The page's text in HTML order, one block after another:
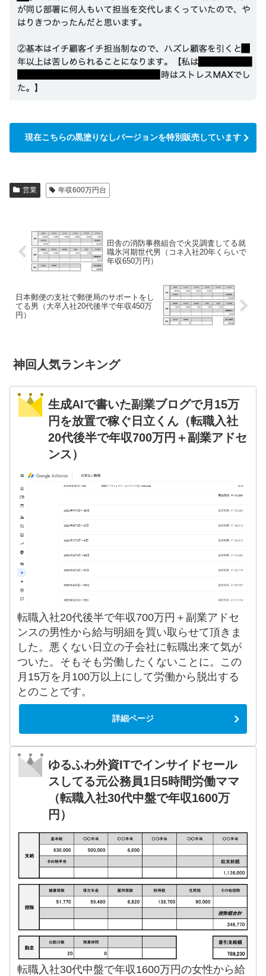
現在こちらの黒塗りなしバージョンを特別販売しています
営業 年収600万円台
田舎の消防事務組合で火災調査してる就
職氷河期世代男（コネ入社20年くらいで
年収650万円）
日本郵便の支社で郵便局のサポートをし
てる男（大卒入社20代後半で年収450万
円）
神回人気ランキング
生成AIで書いた副業ブログで月15万
円を放置で稼ぐ日立くん（転職入社
20代後半で年収700万円＋副業アドセ
ンス）
転職入社20代後半で年収700万円＋副業アドセ
ンスの男性から給与明細を買い取らせて頂きま
した。悪くない日立の子会社に転職出来て気が
ついた。そもそも労働したくないことに。この
月15万を月100万以上にして労働から脱出する
とのことです。
詳細ページ
ゆるふわ外資ITでインサイドセール
スしてる元公務員1日5時間労働ママ
（転職入社30代中盤で年収1600万
円）
転職入社30代中盤で年収1600万円の女性から給